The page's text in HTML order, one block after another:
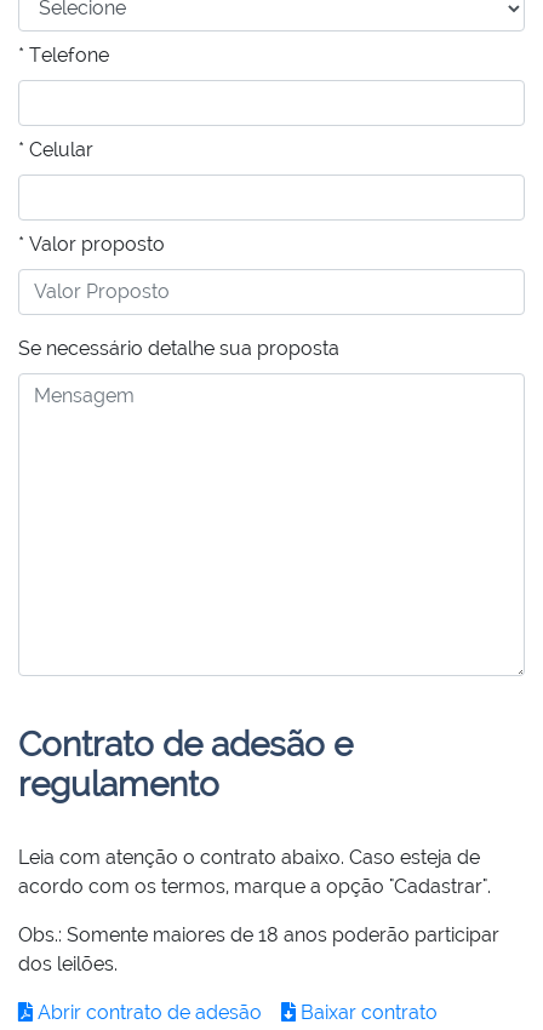
* Telefone
* Celular
* Valor proposto
Se necessário detalhe sua proposta
Contrato de adesão e
regulamento
Leia com atenção o contrato abaixo. Caso esteja de
acordo com os termos, marque a opção "Cadastrar".
Obs.: Somente maiores de 18 anos poderão participar
dos leilões.
Abrir contrato de adesão Baixar contrato